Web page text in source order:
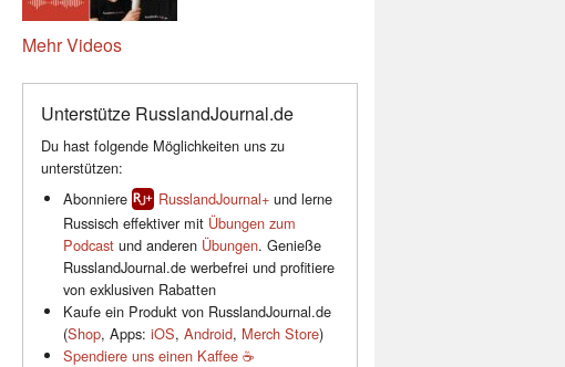
Mehr Videos
Unterstütze RusslandJournal.de
Du hast folgende Möglichkeiten uns zu
unterstützen:
Abonniere
RusslandJournal+und lerne
Russisch effektiver mit Übungen zum
Podcastund anderen Übungen. Genieße
RusslandJournal.de werbefrei und profitiere
von exklusiven Rabatten
Kaufe ein Produkt von RusslandJournal.de
(Shop, Apps: iOS, Android, Merch Store)
Spendiere uns einen Kaffee ☕️